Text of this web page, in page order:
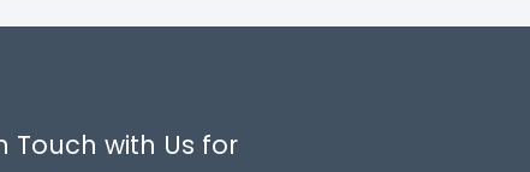
Touch with Us for